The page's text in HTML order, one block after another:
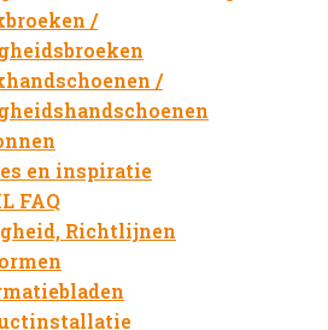
/
/
en inspiratie
FAQ
Richtlijnen